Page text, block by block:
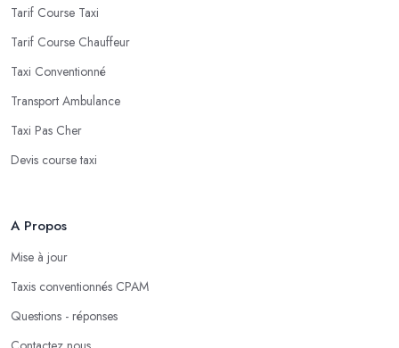
Tarif Course Taxi
Tarif Course Chauffeur
Taxi Conventionné
Transport Ambulance
Taxi Pas Cher
Devis course taxi
A Propos
Mise à jour
Taxis conventionnés CPAM
Questions - réponses